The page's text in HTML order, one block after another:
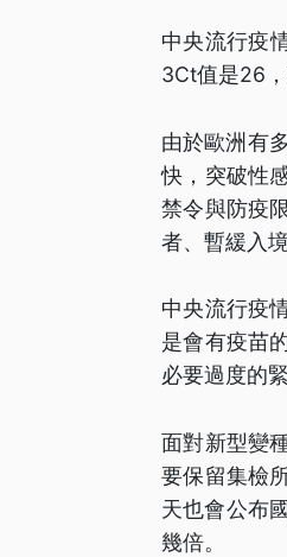
中央流行疫
3Ct值是26
由於歐洲有
快，突破性
禁令與防疫
者、暫緩入
中央流行疫
是會有疫苗
必要過度的
面對新型變
要保留集檢
天也會公布
幾倍。